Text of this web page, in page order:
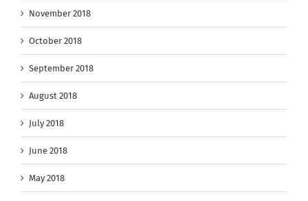
November 2018
October 2018
September 2018
August 2018
July 2018
June 2018
May 2018